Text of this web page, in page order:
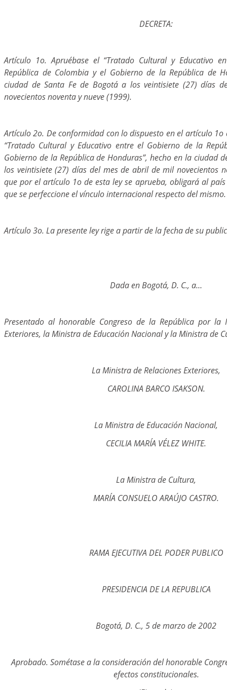
DECRETA:
Artículo 1o. Apruébase el “Tratado Cultural y Educativo
República de Colombia y el Gobierno de la República de
ciudad de Santa Fe de Bogotá a los veintisiete (27) días
novecientos noventa y nueve (1999).
Artículo 2o. De conformidad con lo dispuesto en el artículo 1o
“Tratado Cultural y Educativo entre el Gobierno de la
Gobierno de la República de Honduras”, hecho en la ciudad
los veintisiete (27) días del mes de abril de mil novecientos
que por el artículo 1o de esta ley se aprueba, obligará al
que se perfeccione el vínculo internacional respecto del mismo.
Artículo 3o. La presente ley rige a partir de la fecha de su
Dada en Bogotá, D. C., a…
Presentado al honorable Congreso de la República por la
Exteriores, la Ministra de Educación Nacional y la Ministra de
La Ministra de Relaciones Exteriores,
CAROLINA BARCO ISAKSON.
La Ministra de Educación Nacional,
CECILIA MARÍA VÉLEZ WHITE.
La Ministra de Cultura,
MARÍA CONSUELO ARAÚJO CASTRO.
RAMA EJECUTIVA DEL PODER PUBLICO
PRESIDENCIA DE LA REPUBLICA
Bogotá, D. C., 5 de marzo de 2002
Aprobado. Sométase a la consideración del honorable
efectos constitucionales.